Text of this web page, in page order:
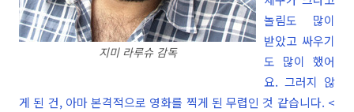
지미 라루슈 감독
놀림도 많이
받았고 싸우기
도 많이 했어
요. 그러지 않
게 된 건, 아마 본격적으로 영화를 찍게 된 무렵인 것 같습니다. <